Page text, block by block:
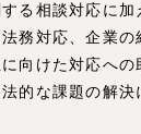
る相談対応に加
務対応、企業の
向けた対応への
的な課題の解決